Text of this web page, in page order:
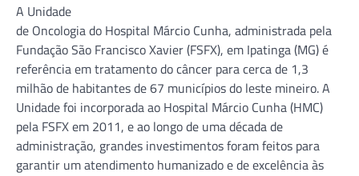
A Unidade
de Oncologia do Hospital Márcio Cunha, administrada pela
Fundação São Francisco Xavier (FSFX), em Ipatinga (MG) é
referência em tratamento do câncer para cerca de 1,3
milhão de habitantes de 67 municípios do leste mineiro. A
Unidade foi incorporada ao Hospital Márcio Cunha (HMC)
pela FSFX em 2011, e ao longo de uma década de
administração, grandes investimentos foram feitos para
garantir um atendimento humanizado e de excelência às